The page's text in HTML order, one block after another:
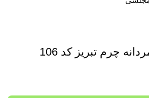
چرم تبریز کد 106